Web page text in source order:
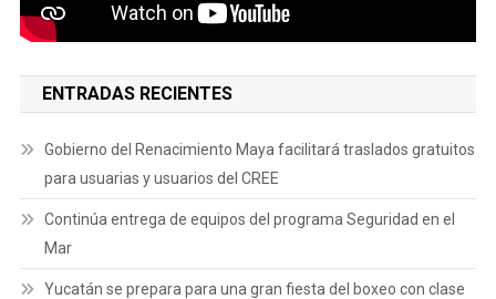
ENTRADAS RECIENTES
Gobierno del Renacimiento Maya facilitará traslados gratuitos
para usuarias y usuarios del CREE
Continúa entrega de equipos del programa Seguridad en el
Mar
Yucatán se prepara para una gran fiesta del boxeo con clase